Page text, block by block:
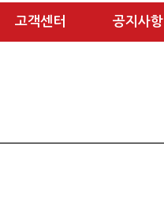
고객센터 공지사항